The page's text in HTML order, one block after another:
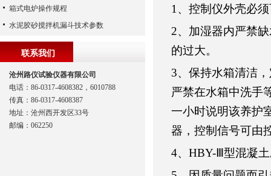
1、控制仪外壳必
2、加湿器内严禁
的过大。
3、保持水箱清洁
严禁在水箱中洗手
一小时说明该养护
器，控制信号可由
4、HBY-Ⅲ型混凝
箱式电炉操作规程
水泥胶砂搅拌机漏斗技术参数
联系我们
沧州路仪试验仪器有限公司
电话：86-0317-4608382，6010788
传真：86-0317-4608387
地址：沧州西开发区33号
邮编：062250